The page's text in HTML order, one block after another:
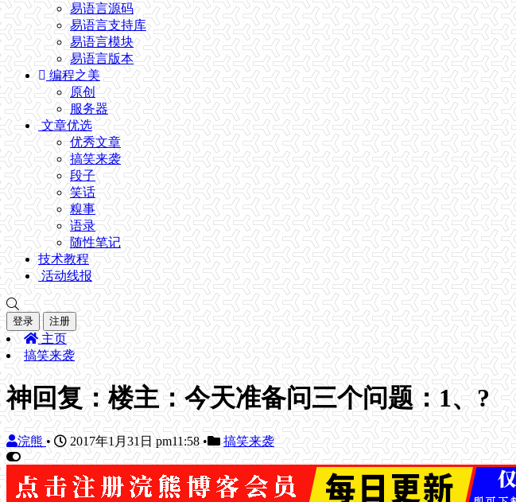
易语言源码
易语言支持库
易语言模块
易语言版本
编程之美
原创
服务器
文章优选
优秀文章
搞笑来袭
段子
笑话
糗事
语录
随性笔记
技术教程
活动线报
登录 注册
主页
搞笑来袭
神回复：楼主：今天准备问三个问题：1、?
浣熊• 2017年1月31日 pm11:58• 搞笑来袭